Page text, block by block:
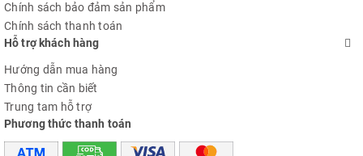
Chính sách bảo đảm sản phẩm
Chính sách thanh toán
Hỗ trợ khách hàng
Hướng dẫn mua hàng
Thông tin cần biết
Trung tam hỗ trợ
Phương thức thanh toán